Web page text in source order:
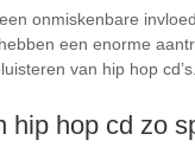
onmiskenbare
een enorme
van hip hop cd’s.
hip hop cd zo